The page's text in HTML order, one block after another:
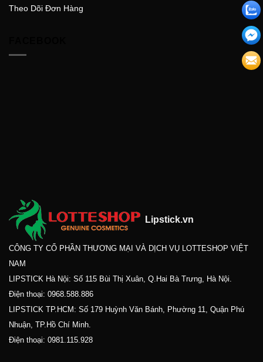
Theo Dõi Đơn Hàng
Lipstick.vn
CÔNG TY CỔ PHẦN THƯƠNG MẠI VÀ DỊCH VỤ LOTTESHOP VIỆT
NAM
LIPSTICK Hà Nội: Số 115 Bùi Thị Xuân, Q.Hai Bà Trưng, Hà Nội.
Điện thoại: 0968.588.886
LIPSTICK TP.HCM: Số 179 Huỳnh Văn Bánh, Phường 11, Quận Phú
Nhuận, TP.Hồ Chí Minh.
Điện thoại: 0981.115.928